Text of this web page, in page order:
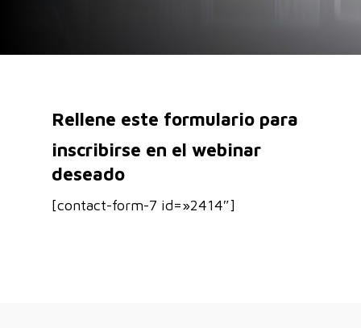
Rellene este formulario para
inscribirse en el webinar
deseado
[contact-form-7 id=»2414″]